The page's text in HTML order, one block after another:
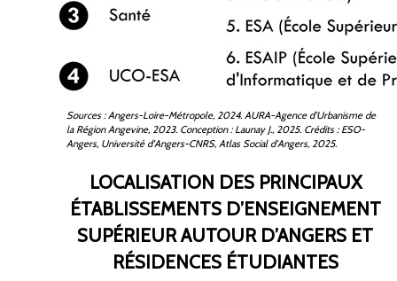
Sources : Angers-Loire-Métropole, 2024. AURA-Agence d'Urbanisme de
la Région Angevine, 2023. Conception : Launay J., 2025. Crédits : ESO-
Angers, Université d'Angers-CNRS, Atlas Social d'Angers, 2025.
LOCALISATION DES PRINCIPAUX
ÉTABLISSEMENTS D’ENSEIGNEMENT
SUPÉRIEUR AUTOUR D’ANGERS ET
RÉSIDENCES ÉTUDIANTES